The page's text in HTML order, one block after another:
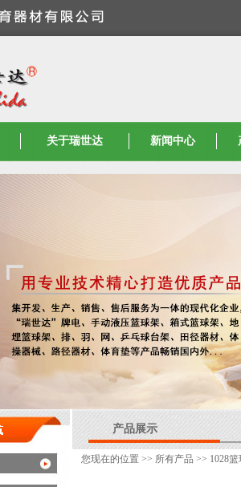
关于瑞世达 新闻中心
产品展示
您现在的位置 >> 所有产品 >> 1028